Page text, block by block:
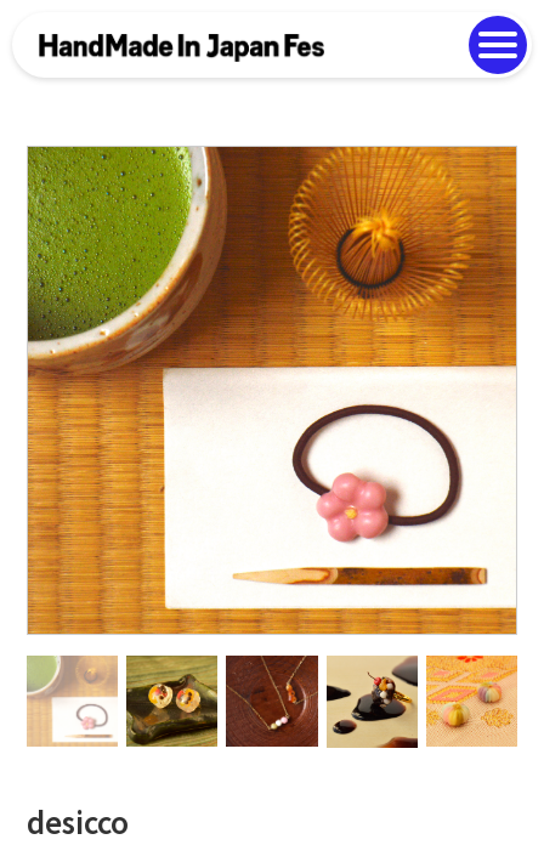
Photo Gallery
EN 中文
desicco